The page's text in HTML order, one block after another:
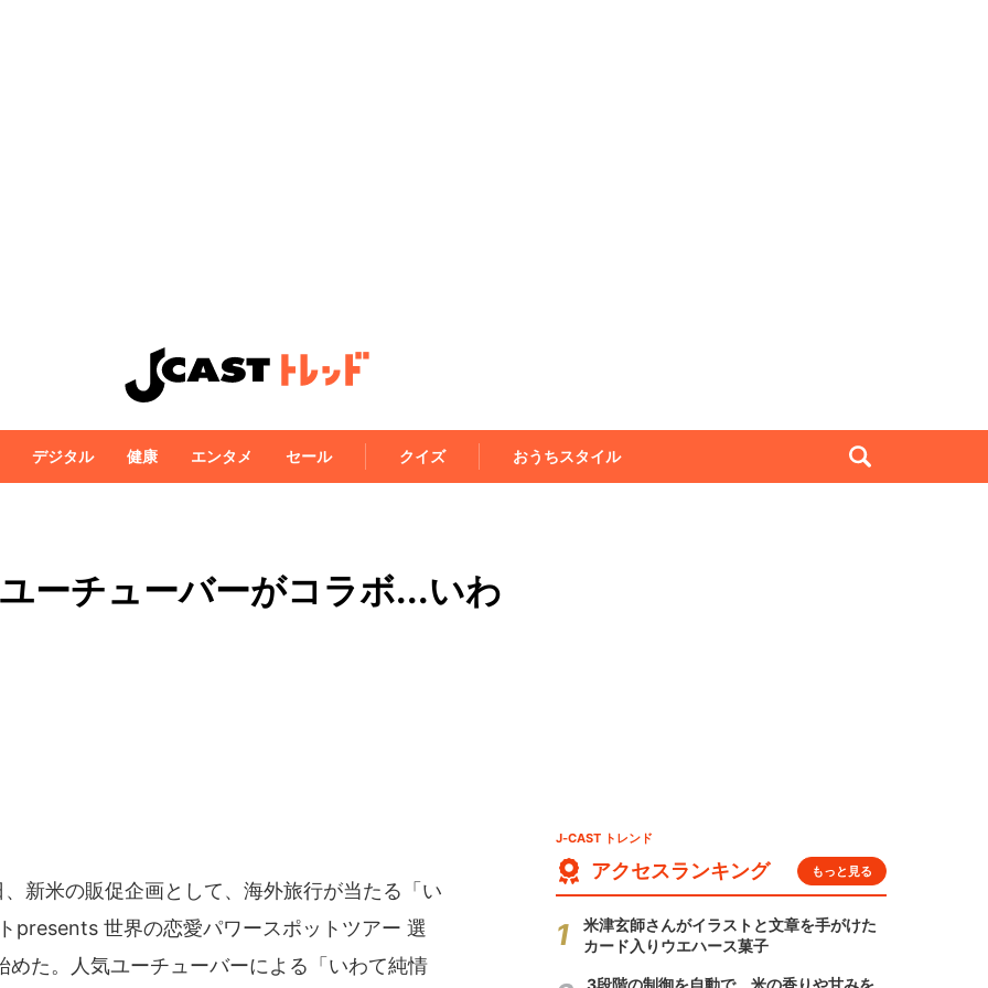
デジタル 健康 エンタメ セール クイズ おうちスタイル
ーチューバーがコラボ...いわ
新米の販促企画として、海外旅行が当たる「い
presents 世界の恋愛パワースポットツアー 選
た。人気ユーチューバーによる「いわて純情
J-CAST トレンド
アクセスランキング もっと見る
米津玄師さんがイラストと文章を手がけた
カード入りウエハース菓子
3段階の制御を自動で 米の香りや甘みを